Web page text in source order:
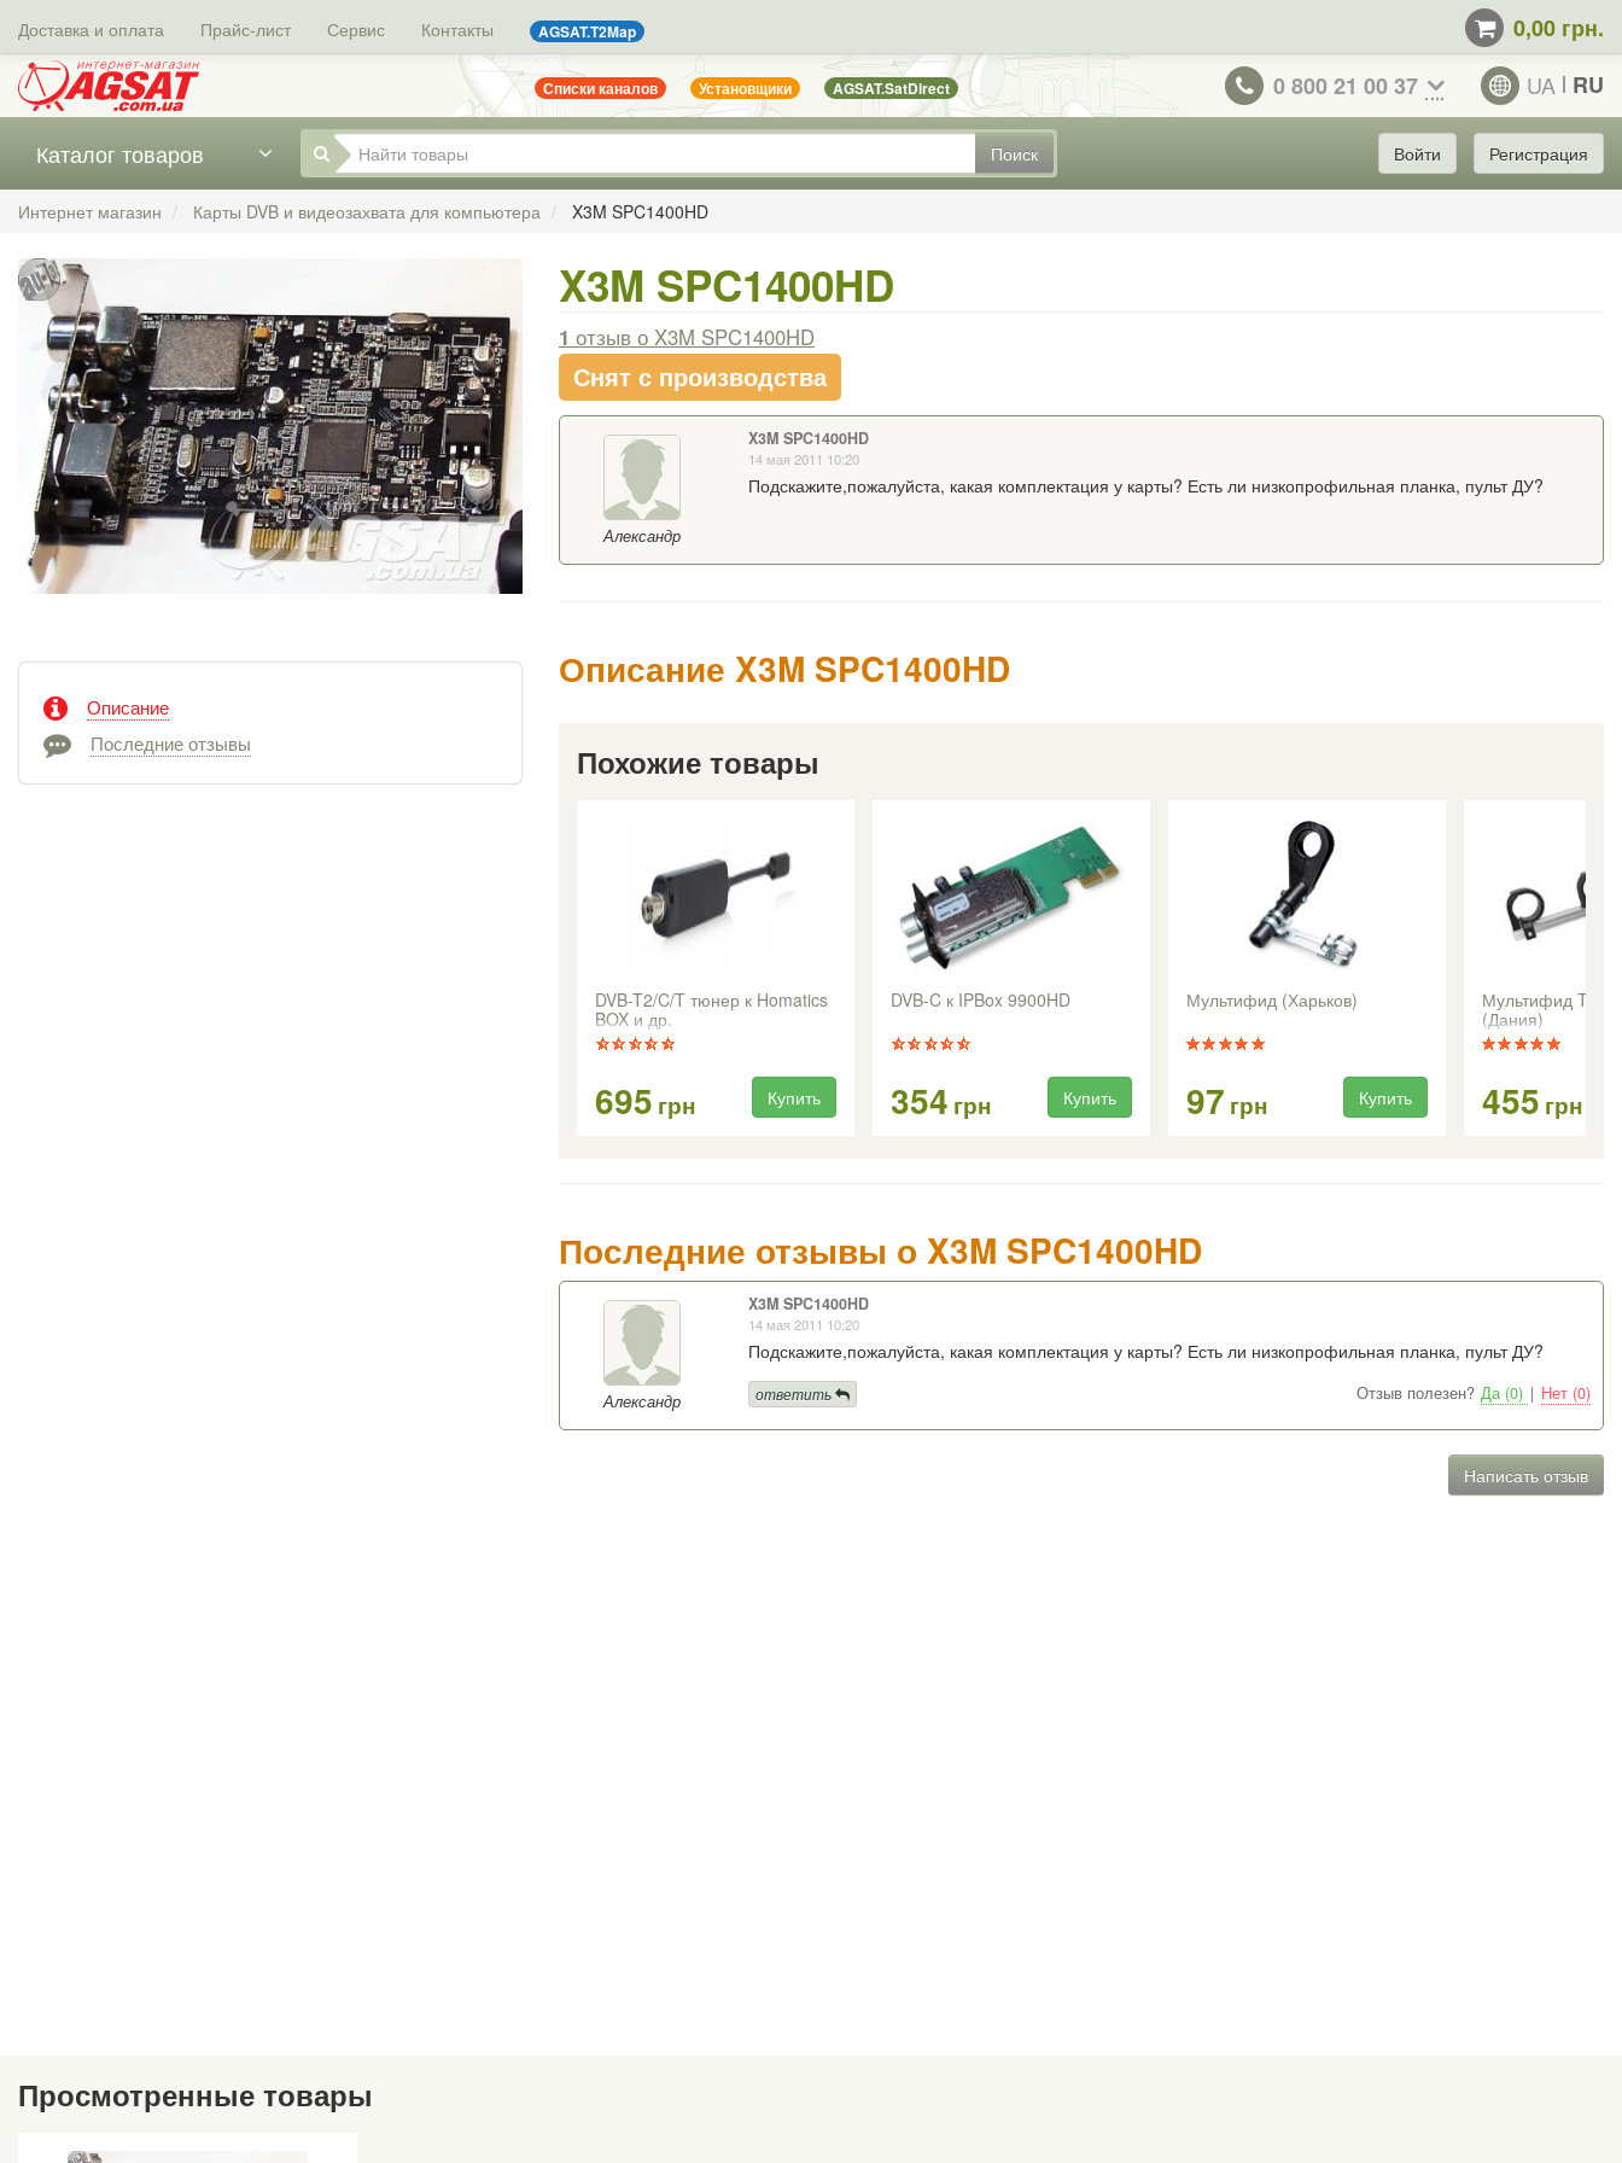
Доставка и оплата Прайс-лист Сервис Контакты AGSAT.T2Map 0,00 грн.
Списки каналов Установщики AGSAT.SatDirect 0 800 21 00 37 UA RU
Поиск
Каталог товаров Войти Регистрация
Интернет магазин Карты DVB и видеозахвата для компьютера X3M SPC1400HD
Описание
Последние отзывы
X3M SPC1400HD
1 отзыв о X3M SPC1400HD
Снят с производства
Александр
X3M SPC1400HD
14 мая 2011 10:20
Подскажите,пожалуйста, какая комплектация у карты? Есть ли низкопрофильная планка, пульт ДУ?
Описание X3M SPC1400HD
Похожие товары
DVB-T2/C/T тюнер к Homatics
BOX и др.
695 грн Купить
DVB-C к IPBox 9900HD
354 грн Купить
Мультифид (Харьков)
97 грн Купить
Мультифид Triax
(Дания)
455 грн
Последние отзывы о X3M SPC1400HD
Александр
X3M SPC1400HD
14 мая 2011 10:20
Подскажите,пожалуйста, какая комплектация у карты? Есть ли низкопрофильная планка, пульт ДУ?
Отзыв полезен? Да (0) | Нет (0)
ответить
Написать отзыв
Просмотренные товары